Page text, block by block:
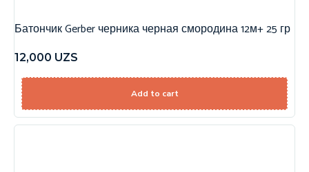
Батончик Gerber черника черная смородина 12м+ 25 гр
12,000 UZS
Add to cart